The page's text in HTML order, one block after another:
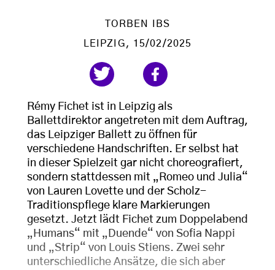
TORBEN IBS
LEIPZIG , 15/02/2025
Rémy Fichet ist in Leipzig als
Ballettdirektor angetreten mit dem Auftrag,
das Leipziger Ballett zu öffnen für
verschiedene Handschriften. Er selbst hat
in dieser Spielzeit gar nicht choreografiert,
sondern stattdessen mit „Romeo und Julia“
von Lauren Lovette und der Scholz-
Traditionspflege klare Markierungen
gesetzt. Jetzt lädt Fichet zum Doppelabend
„Humans“ mit „Duende“ von Sofia Nappi
und „Strip“ von Louis Stiens. Zwei sehr
unterschiedliche Ansätze, die sich aber